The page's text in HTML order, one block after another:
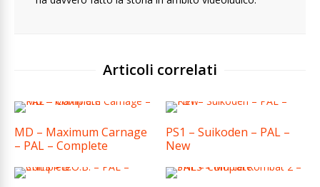
Articoli correlati
MD – Maximum Carnage
– PAL – Complete
PS1 – Suikoden – PAL –
New